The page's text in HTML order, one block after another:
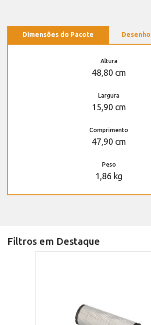
Dimensões do Pacote
Altura
48,80 cm
Largura
15,90 cm
Comprimento
47,90 cm
Peso
1,86 kg
Filtros em Destaque